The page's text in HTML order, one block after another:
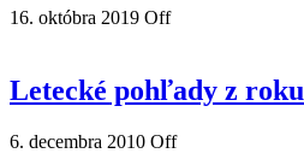
16. októbra 2019 Off
Letecké pohľady z
6. decembra 2010 Off